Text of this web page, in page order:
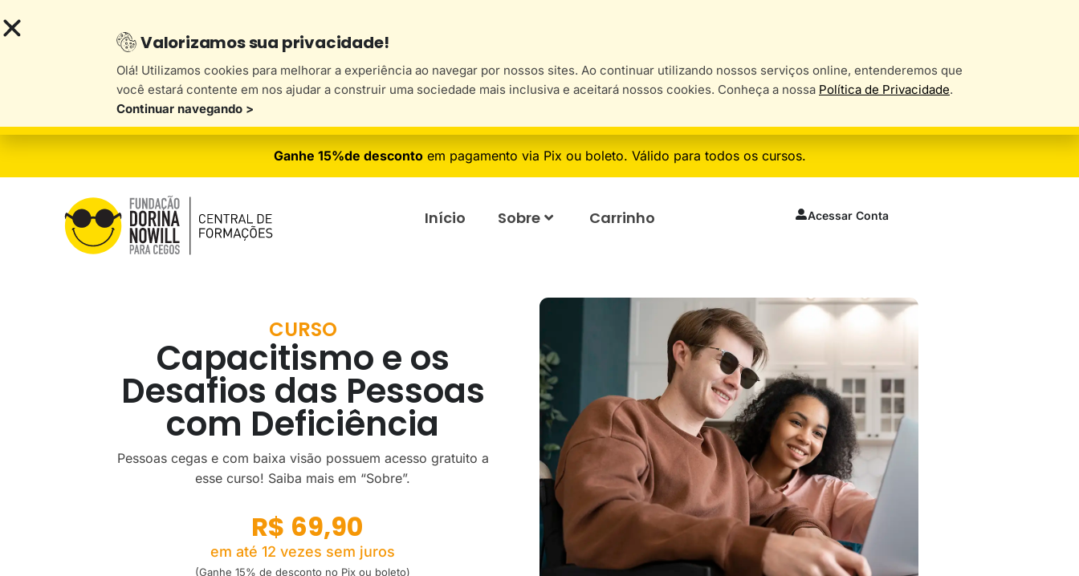
Ganhe 15%de descontoem pagamento via Pix ou boleto. Válido para todos os cursos.
Início Sobre Carrinho Acessar Conta
CURSO
Capacitismo e os
Desafios das Pessoas
com Deficiência
Pessoas cegas e com baixa visão possuem acesso gratuito a
esse curso! Saiba mais em “Sobre”.
R$ 69,90
em até 12 vezes sem juros
(Ganhe 15% de desconto no Pix ou boleto)
Valorizamos sua privacidade!
Olá! Utilizamos cookies para melhorar a experiência ao navegar por nossos sites. Ao continuar utilizando nossos serviços online, entenderemos que
você estará contente em nos ajudar a construir uma sociedade mais inclusiva e aceitará nossos cookies. Conheça a nossa Política de Privacidade.
Continuar navegando >